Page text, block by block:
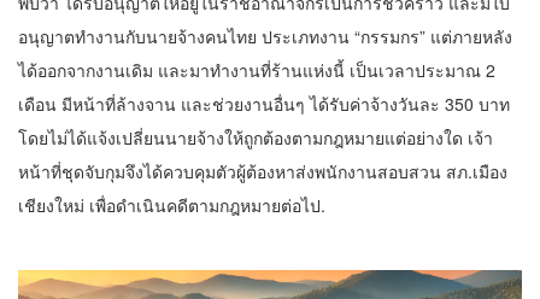
อนุญาตทำงานกับนายจ้างคนไทย ประเภทงาน “กรรมกร” แต่ภายหลัง
ได้ออกจากงานเดิม และมาทำงานที่ร้านแห่งนี้ เป็นเวลาประมาณ 2
เดือน มีหน้าที่ล้างจาน และช่วยงานอื่นๆ ได้รับค่าจ้างวันละ 350 บาท
โดยไม่ได้แจ้งเปลี่ยนนายจ้างให้ถูกต้องตามกฎหมายแต่อย่างใด เจ้า
หน้าที่ชุดจับกุมจึงได้ควบคุมตัวผู้ต้องหาส่งพนักงานสอบสวน สภ.เมือง
เชียงใหม่ เพื่อดำเนินคดีตามกฎหมายต่อไป.